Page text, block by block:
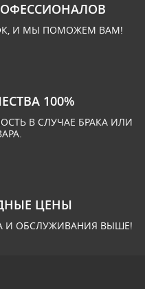
И МЫ ПОМОЖЕМ ВАМ!
100%
В СЛУЧАЕ БРАКА ИЛИ
ЦЕНЫ
И ОБСЛУЖИВАНИЯ ВЫШЕ!